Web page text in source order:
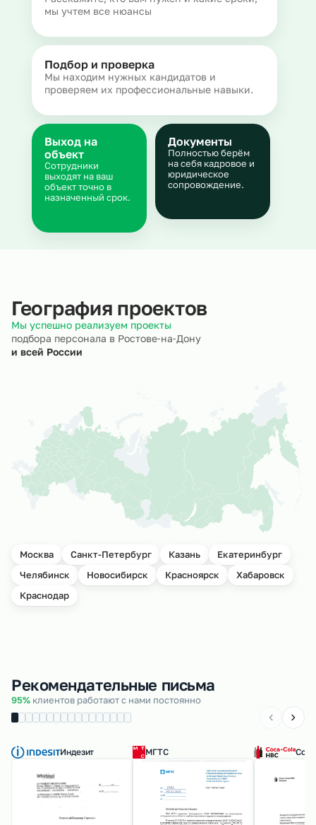
мы учтем все нюансы
Подбор и проверка
Мы находим нужных кандидатов и
проверяем их профессиональные навыки.
Документы
Полностью берём
на себя кадровое и
юридическое
сопровождение.
Выход на
объект
Сотрудники
выходят на ваш
объект точно в
назначенный срок.
География проектов
Мы успешно реализуем проекты
подбора персонала в Ростове‑на‑Дону
и всей России
Москва Санкт-Петербург Казань
Екатеринбург
Челябинск
Новосибирск Красноярск
Хабаровск
Краснодар
Рекомендательные письма
95% клиентов работают с нами постоянно
Индезит МГТС